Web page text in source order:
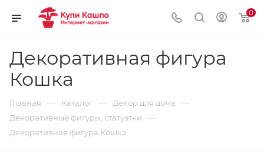
0
Декоративная фигура
Кошка
Главная — Каталог — Декор для дома —
Декоративные фигуры, статуэтки —
Декоративная фигура Кошка